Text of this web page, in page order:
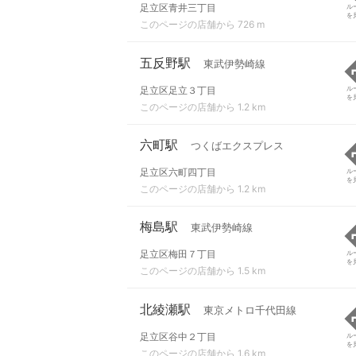
足立区青井三丁目
このページの店舗から 726 m
ル
を
五反野駅 東武伊勢崎線
足立区足立３丁目
このページの店舗から 1.2 km
ル
を
六町駅 つくばエクスプレス
足立区六町四丁目
このページの店舗から 1.2 km
ル
を
梅島駅 東武伊勢崎線
足立区梅田７丁目
このページの店舗から 1.5 km
ル
を
北綾瀬駅 東京メトロ千代田線
足立区谷中２丁目
このページの店舗から 1.6 km
ル
を